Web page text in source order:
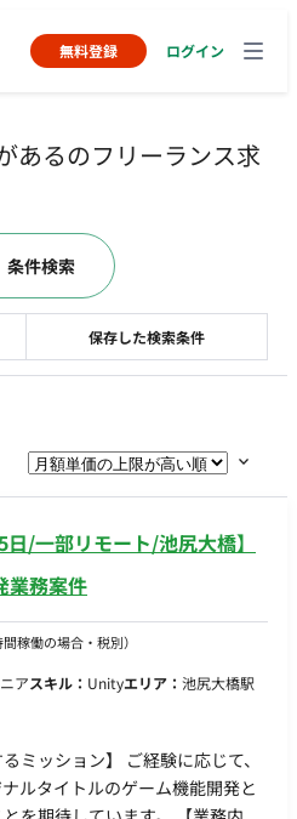
無料登録 ログイン
あるのフリーランス求
/一部リモート/池尻大橋】
業務案件
稼働の場合・税別）
アスキル： Unityエリア： 池尻大橋駅
ルタイトルのゲーム機能開発と
保存した検索条件
条件検索